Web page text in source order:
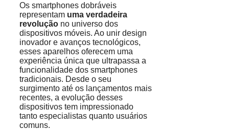
Os smartphones dobráveis
representam uma verdadeira
revolução no universo dos
dispositivos móveis. Ao unir design
inovador e avanços tecnológicos,
esses aparelhos oferecem uma
experiência única que ultrapassa a
funcionalidade dos smartphones
tradicionais. Desde o seu
surgimento até os lançamentos mais
recentes, a evolução desses
dispositivos tem impressionado
tanto especialistas quanto usuários
comuns.